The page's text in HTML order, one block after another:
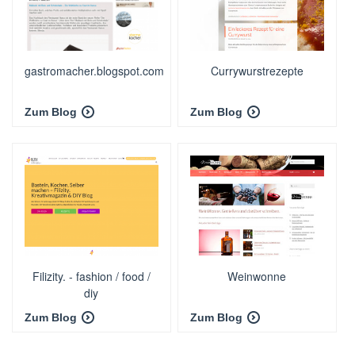
gastromacher.blogspot.com
Zum Blog
Currywurstrezepte
Zum Blog
Filizity. - fashion / food /
diy
Zum Blog
Weinwonne
Zum Blog